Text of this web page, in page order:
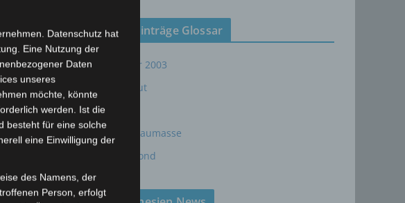
bisher
100.000
und
Gafsa,
(1.231
mm) und
Sturzfluten
Orten,
Neueinträge Glossar
Sommer 2003
Sturmflut
AE
24P/Schaumasse
Wolfsmond
Datenschutz hat
Eine Nutzung der
Daten
unseres
möchte, könnte
werden. Ist die
besteht für eine solche
eine Einwilligung der
des Namens, der
Person, erfolgt